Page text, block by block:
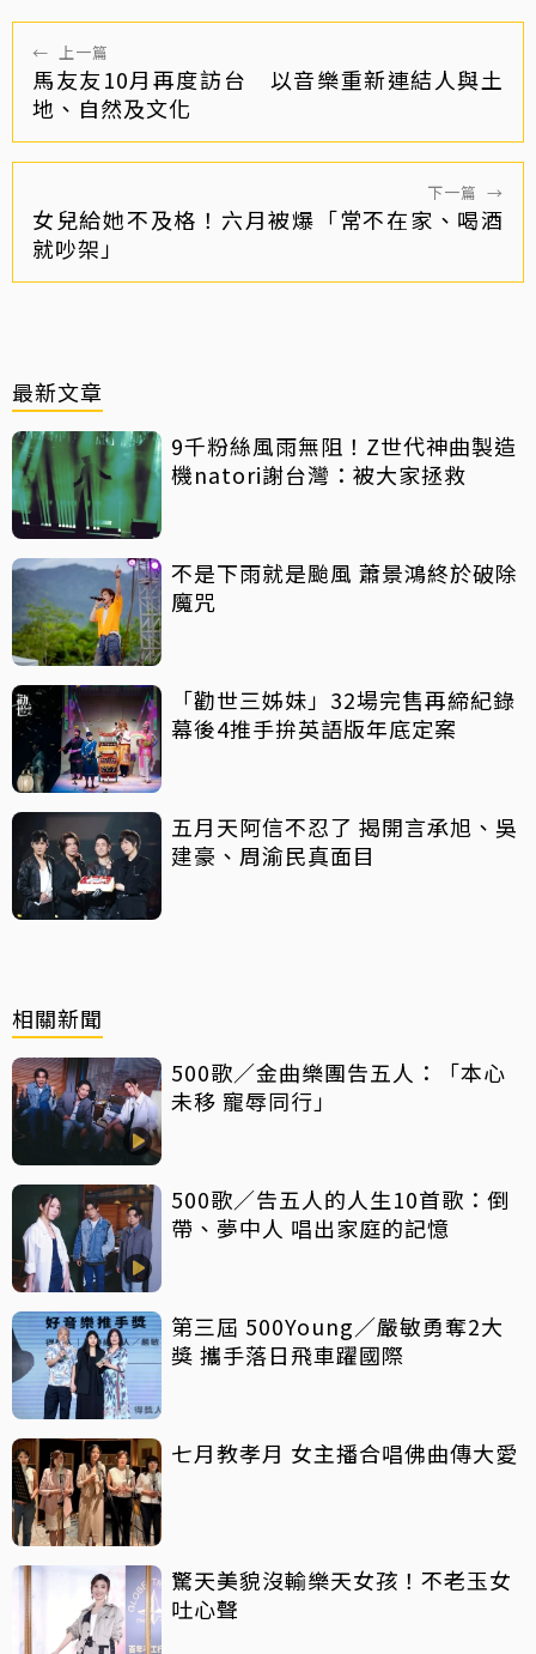
← 上一篇
馬友友10月再度訪台 以音樂重新連結人與土
地、自然及文化
下一篇 →
女兒給她不及格！六月被爆「常不在家、喝酒
就吵架」
最新文章
9千粉絲風雨無阻！Z世代神曲製造
機natori謝台灣：被大家拯救
不是下雨就是颱風 蕭景鴻終於破除
魔咒
「勸世三姊妹」32場完售再締紀錄
幕後4推手拚英語版年底定案
五月天阿信不忍了 揭開言承旭、吳
建豪、周渝民真面目
相關新聞
500歌／金曲樂團告五人：「本心
未移 寵辱同行」
500歌／告五人的人生10首歌：倒
帶、夢中人 唱出家庭的記憶
第三屆 500Young／嚴敏勇奪2大
獎 攜手落日飛車躍國際
七月教孝月 女主播合唱佛曲傳大愛
驚天美貌沒輸樂天女孩！不老玉女
吐心聲